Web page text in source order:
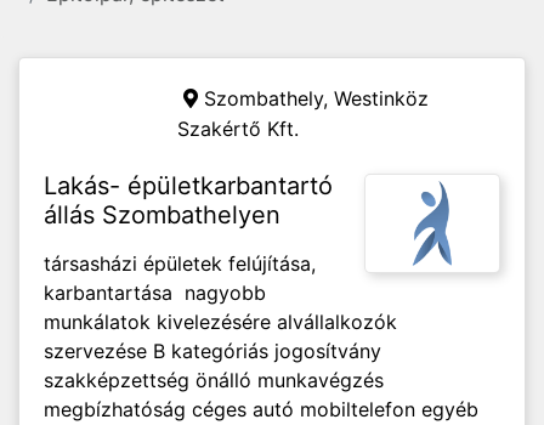
Szombathely, Westinköz
Szakértő Kft.
Lakás- épületkarbantartó
állás Szombathelyen
társasházi épületek felújítása,
karbantartása nagyobb
munkálatok kivelezésére alvállalkozók
szervezése B kategóriás jogosítvány
szakképzettség önálló munkavégzés
megbízhatóság céges autó mobiltelefon egyéb